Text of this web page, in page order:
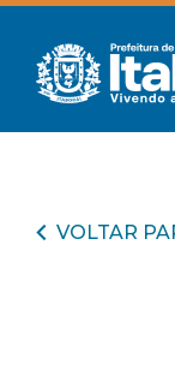
VOLTAR